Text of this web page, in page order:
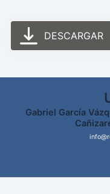
DESCARGAR
Gabriel García